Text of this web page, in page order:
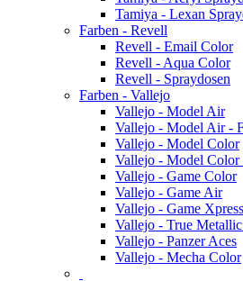
Tamiya - Lexan
Farben - Revell
Revell - Email Color
Revell - Aqua Color
Revell - Spraydosen
Farben - Vallejo
Vallejo - Model Air
Vallejo - Model Air -
Vallejo - Model Color
Vallejo - Model Color
Vallejo - Game Color
Vallejo - Game Air
Vallejo - Game Xpress
Vallejo - True
Vallejo - Panzer Aces
Vallejo - Mecha Color